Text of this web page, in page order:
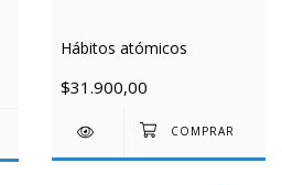
Hábitos atómicos
$31.900,00